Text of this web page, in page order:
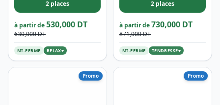
2 places
à partir de530,000 DT
630,000 DT
MI-FERME RELAX+
2 places
à partir de730,000 DT
871,000 DT
MI-FERME TENDRESSE+
Promo Promo